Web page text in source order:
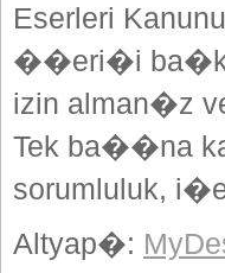
Eserleri
��eri�i ba�ka
izin alman�z
Tek ba��na
sorumluluk,
Altyap�: